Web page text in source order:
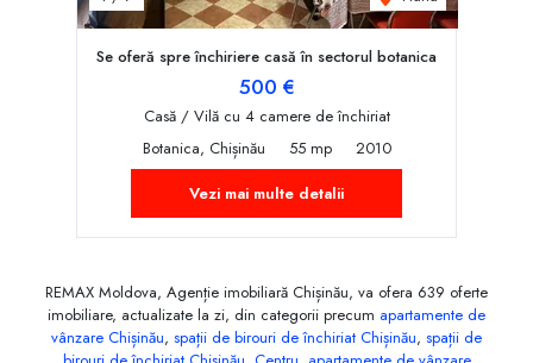
Se oferă spre închiriere casă în sectorul botanica
500 €
Casă / Vilă cu 4 camere de închiriat
Botanica, Chișinău
55 mp
2010
Vezi mai multe detalii
REMAX Moldova, Agenție imobiliară Chișinău, va ofera 639 oferte
imobiliare, actualizate la zi, din categorii precum apartamente de
vânzare Chișinău, spații de birouri de închiriat Chișinău, spații de